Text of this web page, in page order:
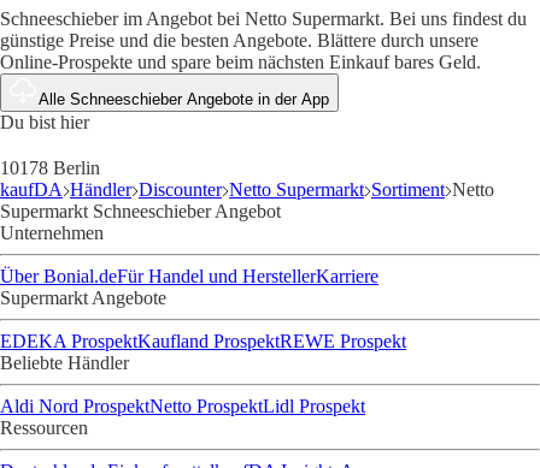
Schneeschieber im Angebot bei Netto Supermarkt. Bei uns findest du
günstige Preise und die besten Angebote. Blättere durch unsere
Online-Prospekte und spare beim nächsten Einkauf bares Geld.
Alle Schneeschieber Angebote in der App
Du bist hier
10178 Berlin
kaufDA Händler Discounter Netto Supermarkt Sortiment Netto
Supermarkt Schneeschieber Angebot
Unternehmen
Über Bonial.deFür Handel und HerstellerKarriere
Supermarkt Angebote
EDEKA ProspektKaufland ProspektREWE Prospekt
Beliebte Händler
Aldi Nord ProspektNetto ProspektLidl Prospekt
Ressourcen